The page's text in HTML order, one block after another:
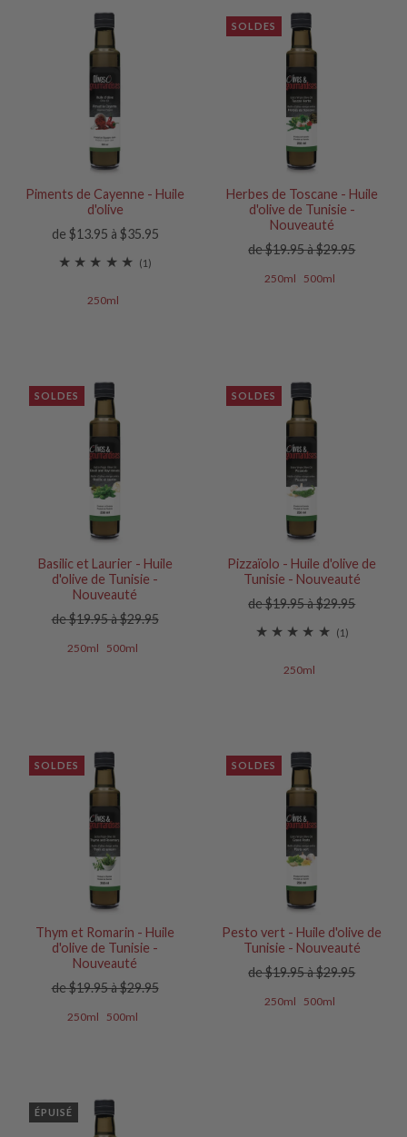
Piments de Cayenne - Huile
d'olive
de $13.95 à $35.95
(1)
250ml
SOLDES
Herbes de Toscane - Huile
d'olive de Tunisie -
Nouveauté
de $19.95 à $29.95
250ml 500ml
SOLDES
Basilic et Laurier - Huile
d'olive de Tunisie -
Nouveauté
de $19.95 à $29.95
250ml 500ml
SOLDES
Pizzaïolo - Huile d'olive de
Tunisie - Nouveauté
de $19.95 à $29.95
(1)
250ml
SOLDES
Thym et Romarin - Huile
d'olive de Tunisie -
Nouveauté
de $19.95 à $29.95
250ml 500ml
SOLDES
Pesto vert - Huile d'olive de
Tunisie - Nouveauté
de $19.95 à $29.95
250ml 500ml
ÉPUISÉ